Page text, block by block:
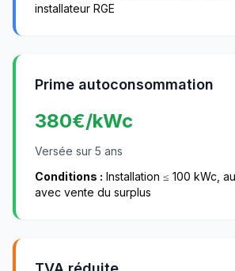
installateur RGE
Prime autoconsommation
380€/kWc
Versée sur 5 ans
Conditions : Installation ≤ 100 kWc,
avec vente du surplus